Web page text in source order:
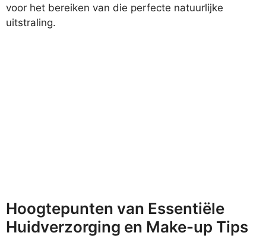
voor het bereiken van die perfecte natuurlijke
uitstraling.
Hoogtepunten van Essentiële
Huidverzorging en Make-up Tips